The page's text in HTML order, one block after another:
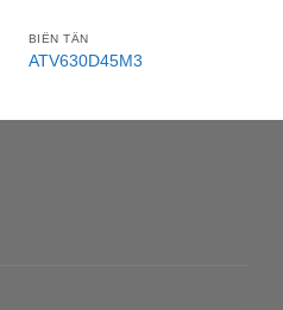
BIẾN TẦN
ATV630D45M3